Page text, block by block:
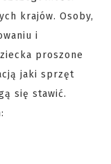
krajów. Osoby,
i
proszone
jaki sprzęt
się stawić.